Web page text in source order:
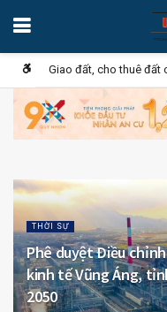
THỜI SỰ
Phê duyệt Điều
kinh tế Vũng Áng,
2050